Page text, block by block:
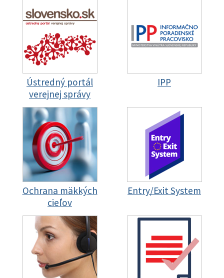
Ústredný portál
verejnej správy
IPP
Ochrana mäkkých
cieľov
Entry/Exit System